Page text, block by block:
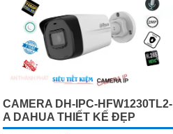
CAMERA DH-IPC-HFW1230TL2-
A DAHUA THIẾT KẾ ĐẸP